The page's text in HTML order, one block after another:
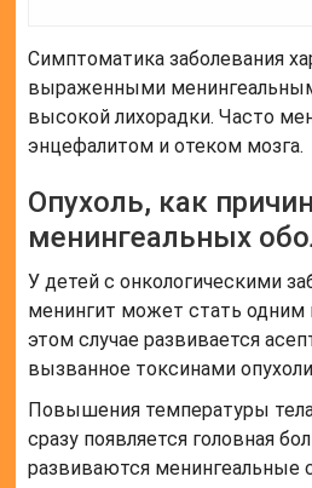
Симптоматика заболевания
выраженными
высокой лихорадки. Часто
энцефалитом и отеком мозга.
Опухоль, как
менингеальных
У детей с онкологическими
менингит может стать одним
этом случае развивается
вызванное токсинами
Повышения температуры
сразу появляется головная
развиваются менингеальные